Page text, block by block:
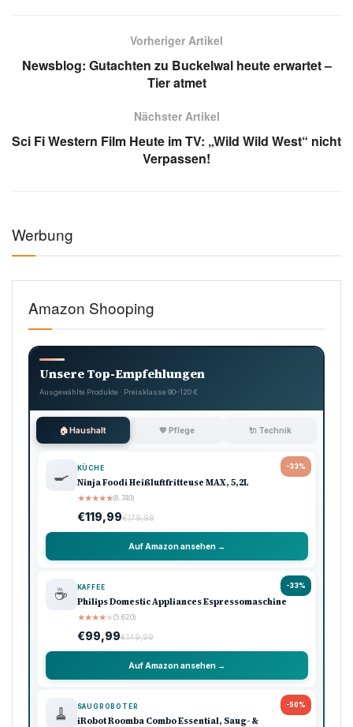
Vorheriger Artikel
Newsblog: Gutachten zu Buckelwal heute erwartet –
Tier atmet
Nächster Artikel
Sci Fi Western Film Heute im TV: „Wild Wild West“ nicht
Verpassen!
Werbung
Amazon Shooping
Unsere Top-Empfehlungen
Ausgewählte Produkte · Preisklasse 90–120 €
🏠 Haushalt 💖 Pflege 🔌 Technik
-33%
🍳 KÜCHE
Ninja Foodi Heißluftfritteuse MAX, 5,2L
★★★★★(8.740)
€119,99€179,99
Auf Amazon ansehen →
-33%
☕ KAFFEE
Philips Domestic Appliances Espressomaschine
★★★★★(5.620)
€99,99€149,99
Auf Amazon ansehen →
-50%
🧹 SAUGROBOTER
iRobot Roomba Combo Essential, Saug- &